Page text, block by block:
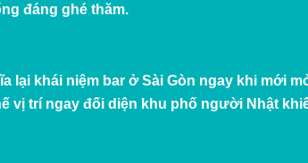
đáng ghé thăm.
lại khái niệm bar ở Sài Gòn ngay khi mới
vị trí ngay đối diện khu phố người Nhật